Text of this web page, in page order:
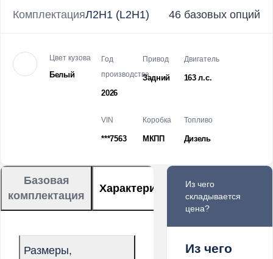
КомплектацияЛ2Н1 (L2H1) 46 базовых опций
Цвет кузова
Белый
Год
производства
2026
Привод
Задний
Двигатель
163 л.с.
VIN
***7563
Коробка
МКПП
Топливо
Дизель
Базовая
комплектация
Характеристики Описание
Размеры,
Из чего
складывается
цена?
Из чего